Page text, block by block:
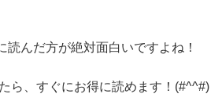
読んだ方が絶対面白いですよね！
ら、すぐにお得に読めます！(#^^#)